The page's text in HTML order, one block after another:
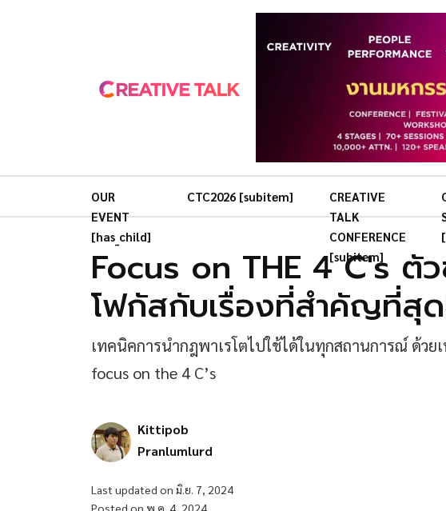
OUR
EVENT
[has_child]
CTC2026 [subitem]
CREATIVE
TALK
CONFERENCE
[subitem]
Focus on THE 4 C's ตัว
โฟกัสกับเรื่องที่สำคัญที่สุ
เทคนิคการนำกฎพาเรโตไปใช้ได้ในทุกสถานการณ์ ด้วย
focus on the 4 C’s
Kittipob
Pranlumlurd
Last updated on มิ.ย. 7, 2024
Posted on พ.ค. 4, 2024